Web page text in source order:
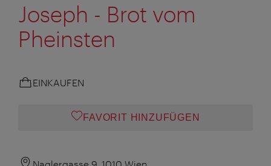
Joseph - Brot vom
Pheinsten
EINKAUFEN
FAVORIT HINZUFÜGEN